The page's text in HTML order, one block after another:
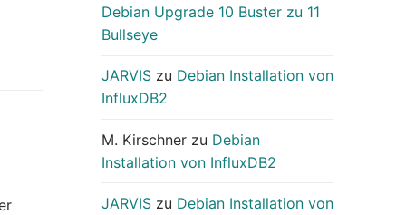
Debian Upgrade 10 Buster zu 11
Bullseye
JARVIS zu Debian Installation von
InfluxDB2
M. Kirschner zu Debian
Installation von InfluxDB2
JARVIS zu Debian Installation von